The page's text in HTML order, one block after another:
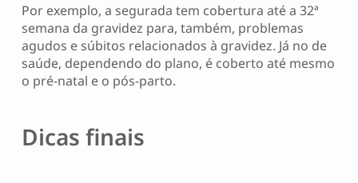
Por exemplo, a segurada tem cobertura até a 32ª
semana da gravidez para, também, problemas
agudos e súbitos relacionados à gravidez. Já no de
saúde, dependendo do plano, é coberto até mesmo
o pré-natal e o pós-parto.
Dicas finais